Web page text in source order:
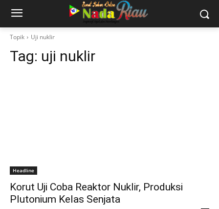
Topik Uji nuklir
Tag: uji nuklir
Headline
Korut Uji Coba Reaktor Nuklir, Produksi
Plutonium Kelas Senjata